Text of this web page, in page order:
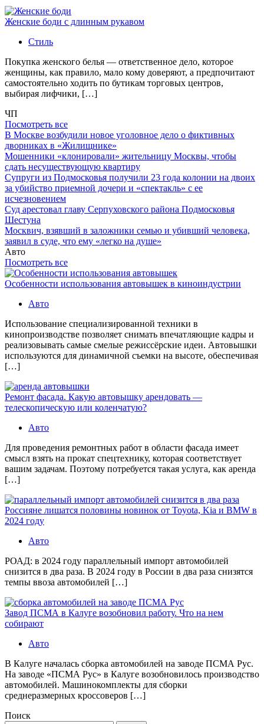
Женские боди с длинным рукавом
Стиль
Покупка женского белья — ответственное дело, которое
женщины, как правило, мало кому доверяют, а предпочитают
самостоятельно ходить по бутикам торговых центров,
выбирая лифчики, […]
ЧП
Посмотреть все
В Москве возбудили новое уголовное дело о фиктивных
дворниках в «Жилищнике»
Мошенники «клонировали» жительницу Москвы, чтобы
сдать несуществующую квартиру
Супруги из Подмосковья получили 23 года колонии на двоих
за убийство приемной дочери и «спектакль» с ее
исчезновением
Суд арестовал главу Серпуховского района Подмосковья
Шестуна
Москвич, взявший в заложники семью и убивший человека,
заявил в суде, что ему «легко на душе»
Авто
Посмотреть все
Особенности использования автовышек в киноиндустрии
Авто
Использование специализированной техники в
кинопроизводстве позволяет снимать впечатляющие кадры и
реализовывать самые смелые режиссёрские идеи. Автовышки
используются для динамичной съемки на высоте, обеспечивая
[…]
Ремонт фасада. Какую автовышку арендовать —
телескопическую или коленчатую?
Авто
Для проведения ремонтных работ в области фасада имеет
смысл взять на прокат спецтехнику, которая соответствует
вашим задачам. Поэтому потребуется такая услуга, как аренда
[…]
Россияне лишатся половины новинок от Toyota, Kia и BMW в
2024 году
Авто
РОАД: в 2024 году параллельный импорт автомобилей
снизится в два раза. В 2024 году в России в два раза снизятся
темпы ввоза автомобилей […]
Завод ПСМА в Калуге возобновил работу. Что на нем
собирают
Авто
В Калуге началась сборка автомобилей на заводе ПСМА Рус.
На заводе «ПСМА Рус» в Калуге возобновилось производство
автомобилей. Машинокомплекты для сборки
среднеразмерных кроссоверов […]
Поиск